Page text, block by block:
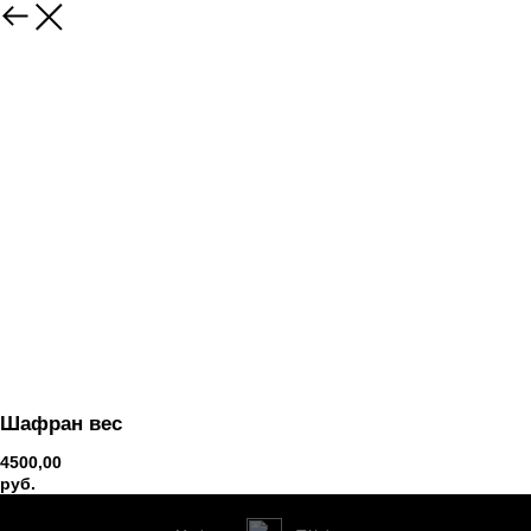
Вернуться
Шафран вес
4500,00
руб.